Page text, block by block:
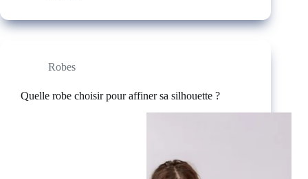
Robes
Quelle robe choisir pour affiner sa silhouette ?